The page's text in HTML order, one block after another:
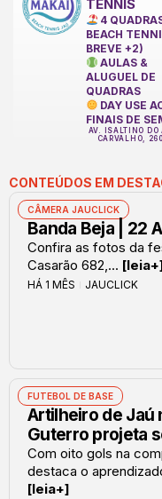
TENNIS
4
BEACH
BREVE +2)
AULAS &
ALUGUEL DE
QUADRAS
DAY USE
FINAIS DE
AV. ISALTINO DO
CARVALHO,
CONTEÚDOS EM
CÂMERA JAUCLICK
Banda Beja | 22
Confira as fotos da
Casarão 682,...
HÁ 1 MÊS JAUCLICK
FUTEBOL DE BASE
Artilheiro de Jaú
Guterro projeta
Com oito gols na
destaca o
[leia+]